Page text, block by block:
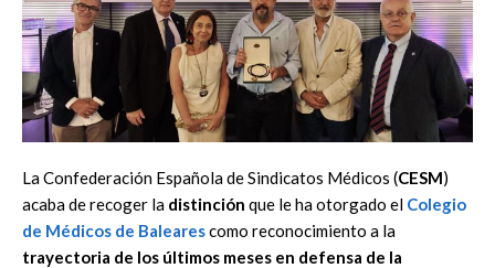
La Confederación Española de Sindicatos Médicos (CESM)
acaba de recoger la distinción que le ha otorgado el Colegio
de Médicos de Balearescomo reconocimiento a la
trayectoria de los últimos meses en defensa de la